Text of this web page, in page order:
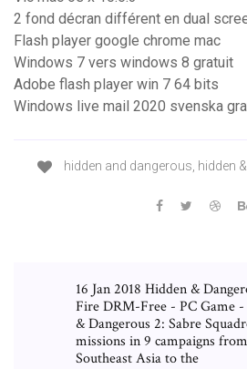
2 fond décran différent en dual
Flash player google chrome mac
Windows 7 vers windows 8 gratuit
Adobe flash player win 7 64 bits
Windows live mail 2020 svenska
hidden and dangerous, hidden
16 Jan 2018 Hidden &
Fire DRM-Free - PC Game
& Dangerous 2: Sabre
missions in 9 campaigns
Southeast Asia to the